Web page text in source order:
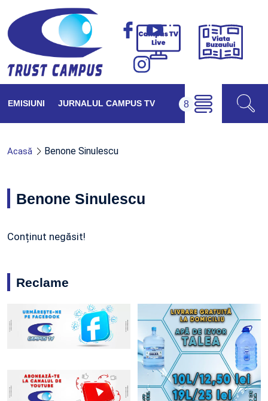
Campus
Viața
EMISIUNI JURNALUL CAMPUS TV
Acasă Benone Sinulescu
Benone Sinulescu
Conținut negăsit!
Reclame